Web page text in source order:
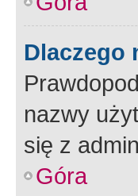
Dlaczego
nazwy
się z
Góra